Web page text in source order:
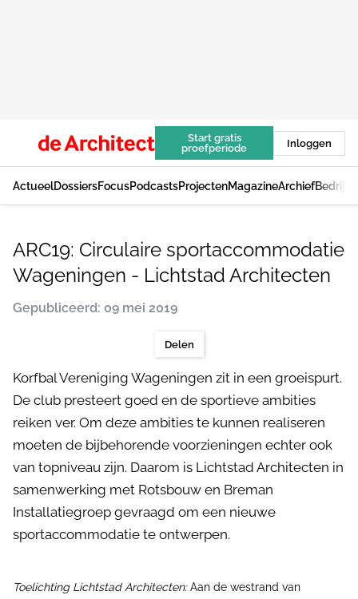
Start gratis
proefperiode
Inloggen
ActueelDossiersFocusPodcastsProjectenMagazineArchief
ARC19: Circulaire sportaccommodatie
Wageningen - Lichtstad Architecten
Gepubliceerd: 09 mei 2019
Delen
Korfbal Vereniging Wageningen zit in een groeispurt.
De club presteert goed en de sportieve ambities
reiken ver. Om deze ambities te kunnen realiseren
moeten de bijbehorende voorzieningen echter ook
van topniveau zijn. Daarom is Lichtstad Architecten in
samenwerking met Rotsbouw en Breman
Installatiegroep gevraagd om een nieuwe
sportaccommodatie te ontwerpen.
Toelichting Lichtstad Architecten:Aan de westrand van